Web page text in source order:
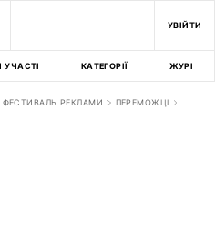
УВІЙТИ
КАТЕГОРІЇ ЖУРІ
РЕКЛАМИ
ПЕРЕМОЖЦІ